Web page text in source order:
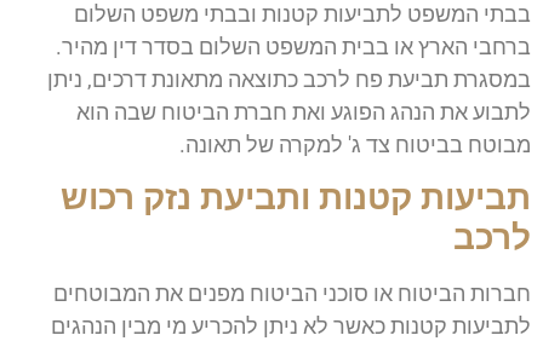
בבתי המשפט לתביעות קטנות ובבתי משפט השלום
ברחבי הארץ או בבית המשפט השלום בסדר דין מהיר.
במסגרת תביעת פח לרכב כתוצאה מתאונת דרכים, ניתן
לתבוע את הנהג הפוגע ואת חברת הביטוח שבה הוא
מבוטח בביטוח צד ג' למקרה של תאונה.
תביעות קטנות ותביעת נזק רכוש
לרכב
חברות הביטוח או סוכני הביטוח מפנים את המבוטחים
לתביעות קטנות כאשר לא ניתן להכריע מי מבין הנהגים